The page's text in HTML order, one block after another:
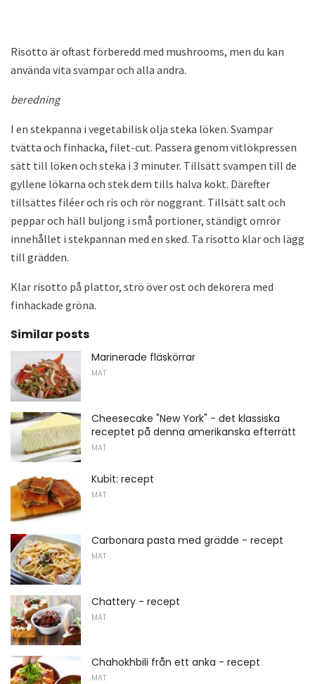
Risotto är oftast förberedd med mushrooms, men du kan
använda vita svampar och alla andra.
beredning
I en stekpanna i vegetabilisk olja steka löken. Svampar
tvätta och finhacka, filet-cut. Passera genom vitlökpressen
sätt till löken och steka i 3 minuter. Tillsätt svampen till de
gyllene lökarna och stek dem tills halva kokt. Därefter
tillsättes filéer och ris och rör noggrant. Tillsätt salt och
peppar och häll buljong i små portioner, ständigt omrör
innehållet i stekpannan med en sked. Ta risotto klar och lägg
till grädden.
Klar risotto på plattor, strö över ost och dekorera med
finhackade gröna.
Similar posts
Marinerade fläskörrar
MAT
Cheesecake "New York" - det klassiska
receptet på denna amerikanska efterrätt
MAT
Kubit: recept
MAT
Carbonara pasta med grädde - recept
MAT
Chattery - recept
MAT
Chahokhbili från ett anka - recept
MAT